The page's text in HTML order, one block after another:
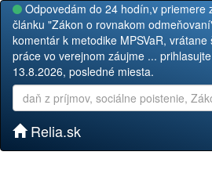
Odpovedám do 24 hodín,v priemere
článku "Zákon o rovnakom
komentár k metodike MPSVaR,
práce vo verejnom záujme ...
13.8.2026, posledné miesta.
Relia.sk